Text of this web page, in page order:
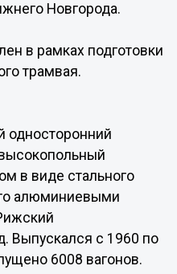
Новгорода.
в рамках подготовки
трамвая.
односторонний
в виде стального
алюминиевыми
Выпускался с 1960 по
6008 вагонов.